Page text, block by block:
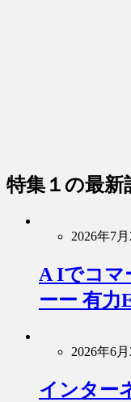
特集１ の最新
2026年7月
A Iでコマ
ーー 有力
2026年6月
インター